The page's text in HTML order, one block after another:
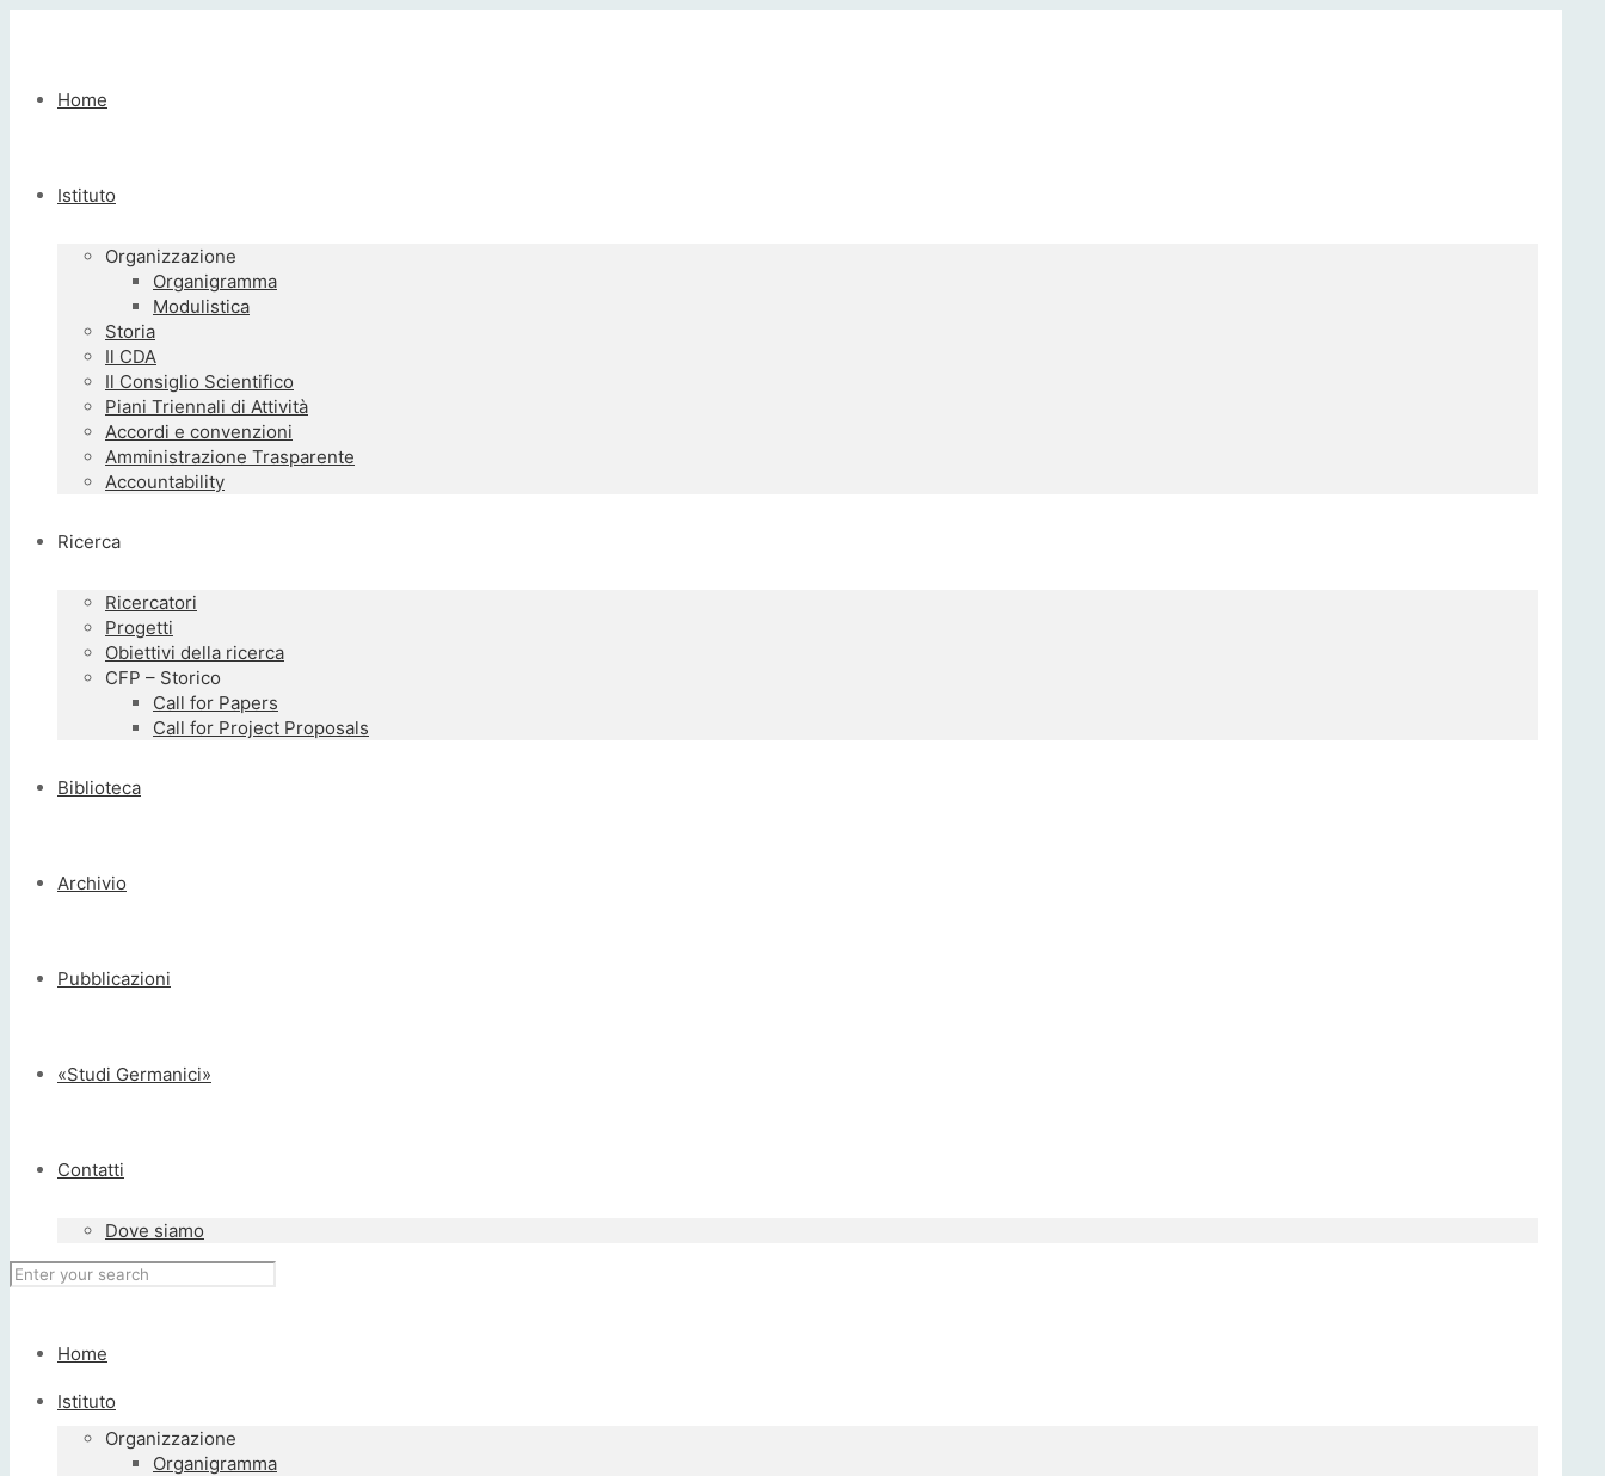
Home
Istituto
Organizzazione
Organigramma
Modulistica
Storia
Il CDA
Il Consiglio Scientifico
Piani Triennali di Attività
Accordi e convenzioni
Amministrazione Trasparente
Accountability
Ricerca
Ricercatori
Progetti
Obiettivi della ricerca
CFP – Storico
Call for Papers
Call for Project Proposals
Biblioteca
Archivio
Pubblicazioni
«Studi Germanici»
Contatti
Dove siamo
Home
Istituto
Organizzazione
Organigramma